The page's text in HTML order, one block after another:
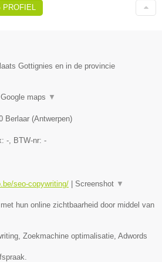
Gottignies en in de provincie
Google maps ▼
Berlaar (Antwerpen)
- , BTW-nr: -
seo-copywriting/ | Screenshot ▼
hun online zichtbaarheid door middel van
Zoekmachine optimalisatie, Adwords